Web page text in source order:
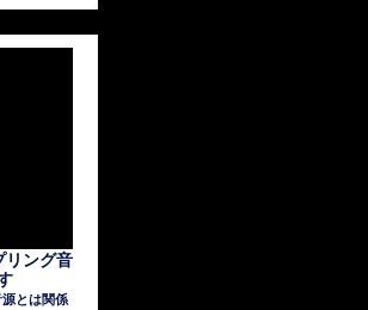
リング音
とは関係